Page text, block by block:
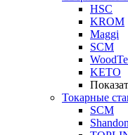
HSC
KROM
Maggi
SCM
KETO
Токарные
SCM